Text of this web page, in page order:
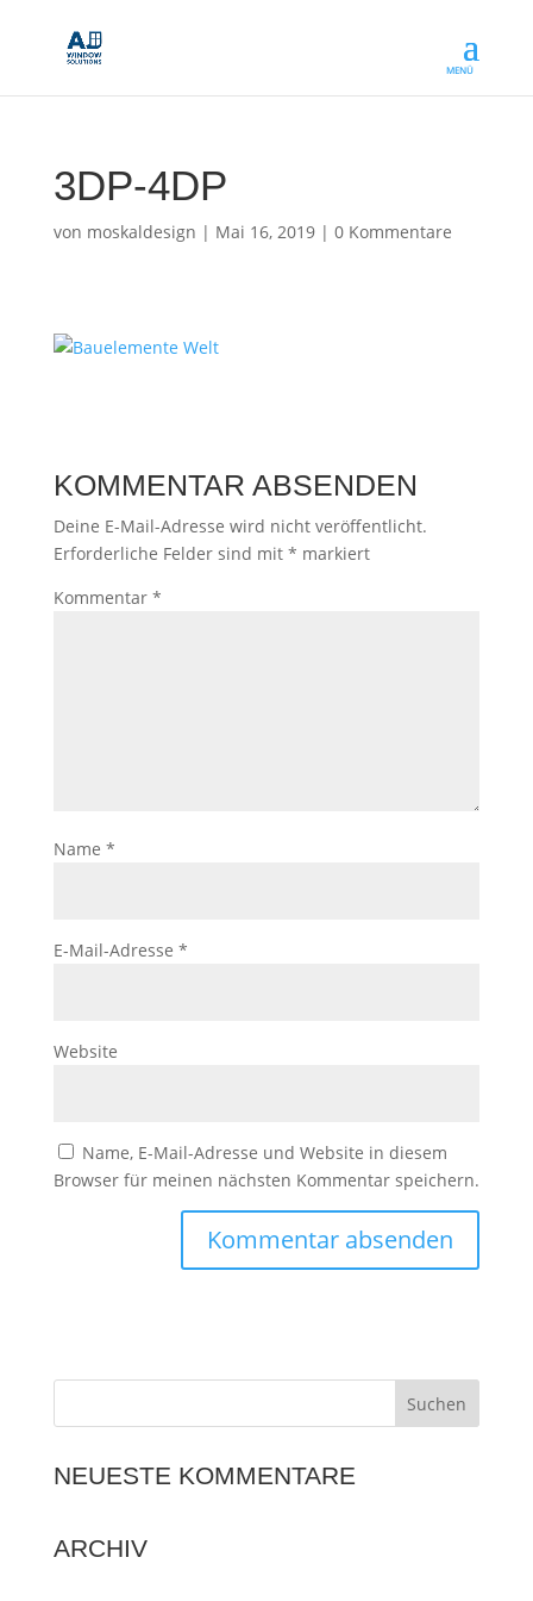
3DP-4DP
von moskaldesign | Mai 16, 2019| 0 Kommentare
KOMMENTAR ABSENDEN
Deine E-Mail-Adresse wird nicht veröffentlicht.
Erforderliche Felder sind mit * markiert
Kommentar *
Name *
E-Mail-Adresse *
Website
Name, E-Mail-Adresse und Website in diesem
Browser für meinen nächsten Kommentar speichern.
NEUESTE KOMMENTARE
ARCHIV